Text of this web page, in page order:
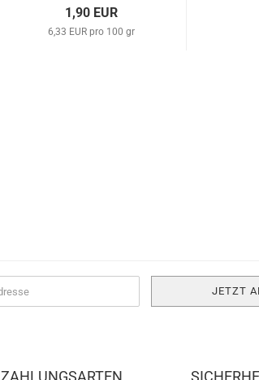
1,90 EUR
6,33 EUR pro 100 gr
ZAHLUNGSARTEN